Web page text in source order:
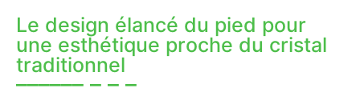
Le design élancé du pied pour
une esthétique proche du cristal
traditionnel